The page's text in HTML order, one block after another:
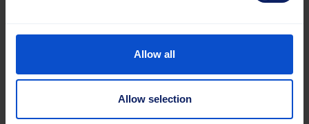
Allow all
Allow selection